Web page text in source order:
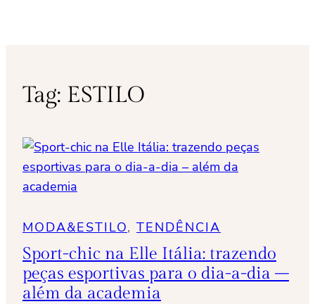
Tag: ESTILO
MODA&ESTILO, TENDÊNCIA
Sport-chic na Elle Itália: trazendo
peças esportivas para o dia-a-dia –
além da academia